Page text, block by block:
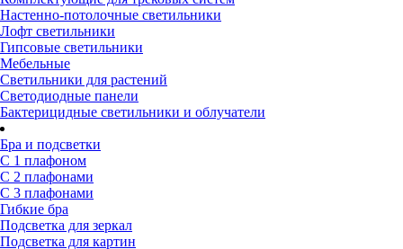
Настенно-потолочные светильники
Лофт светильники
Гипсовые светильники
Мебельные
Светильники для растений
Светодиодные панели
Бактерицидные светильники и облучатели
Бра и подсветки
С 1 плафоном
С 2 плафонами
С 3 плафонами
Гибкие бра
Подсветка для зеркал
Подсветка для картин